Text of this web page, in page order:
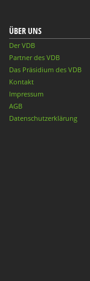
ÜBER UNS
Der VDB
Partner des VDB
Das Präsidium des VDB
Kontakt
Impressum
AGB
Datenschutzerklärung